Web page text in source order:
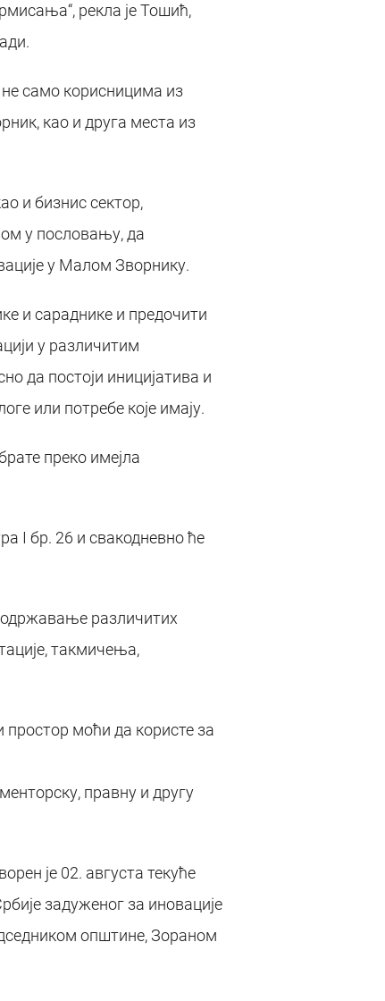
рекла је Тошић,
не само корисницима из
као и друга места из
и бизнис сектор,
у пословању, да
у Малом Зворнику.
и сараднике и предочити
у различитим
да постоји иницијатива и
или потребе које имају.
преко имејла
I бр. 26 и свакодневно ће
различитих
такмичења,
моћи да користе за
правну и другу
је 02. августа текуће
задуженог за иновације
општине, Зораном